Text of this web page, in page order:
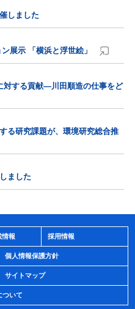
しました
展示 「横浜と浮世絵」
対する貢献―川田順造の仕事をど
る研究課題が、環境研究総合推
ました
情報 採用情報
個人情報保護方針
サイトマップ
ついて